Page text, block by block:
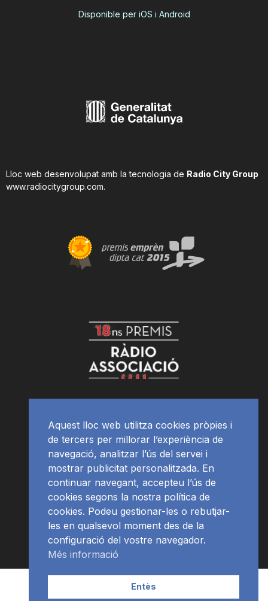
Disponible per iOS i Android
Lloc web desenvolupat amb la tecnologia de Radio City Group
www.radiocitygroup.com.
APP Programació
Aquest lloc web utilitza cookies pròpies i
de tercers per millorar l’experiència de
navegació, analitzar l’ús del servei i
mostrar publicitat personalitzada. En
continuar navegant, accepteu l’ús de
cookies segons la nostra política de
cookies. Podeu gestionar-les o rebutjar-
les en qualsevol moment des de la
configuració del vostre navegador.
Més informació
Entès